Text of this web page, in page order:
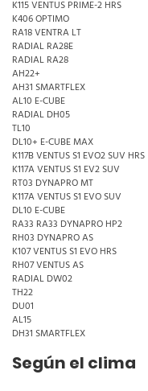
K115 VENTUS PRIME-2 HRS
K406 OPTIMO
RA18 VENTRA LT
RADIAL RA28E
RADIAL RA28
AH22+
AH31 SMARTFLEX
AL10 E-CUBE
RADIAL DH05
TL10
DL10+ E-CUBE MAX
K117B VENTUS S1 EVO2 SUV HRS
K117A VENTUS S1 EV2 SUV
RT03 DYNAPRO MT
K117A VENTUS S1 EVO SUV
DL10 E-CUBE
RA33 RA33 DYNAPRO HP2
RH03 DYNAPRO AS
K107 VENTUS S1 EVO HRS
RH07 VENTUS AS
RADIAL DW02
TH22
DU01
AL15
DH31 SMARTFLEX
Según el clima